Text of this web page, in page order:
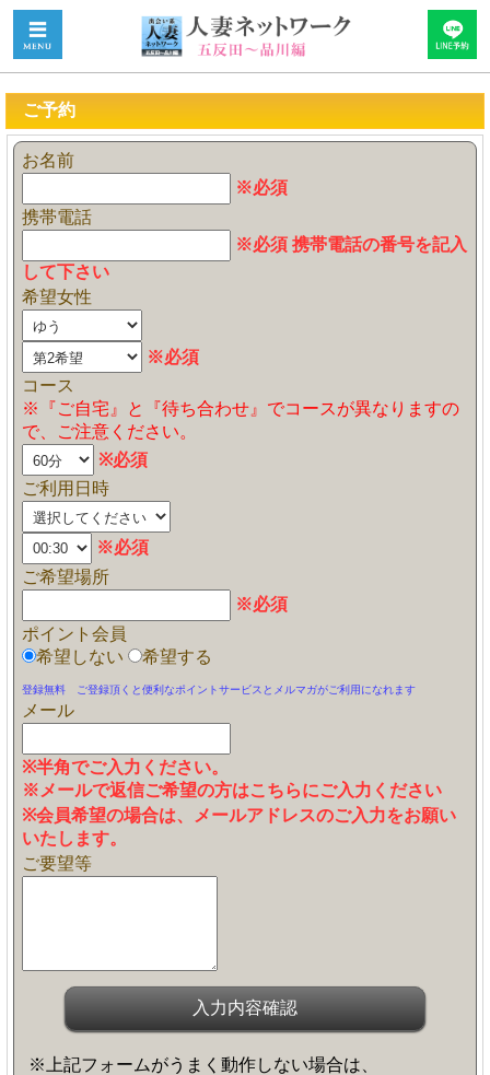
ご予約
お名前
※必須
携帯電話
※必須 携帯電話の番号を記入
して下さい
希望女性
※必須
コース
※『ご自宅』と『待ち合わせ』でコースが異なりますの
で、ご注意ください。
※必須
ご利用日時
※必須
ご希望場所
※必須
ポイント会員
希望しない
希望する
登録無料 ご登録頂くと便利なポイントサービスとメルマガがご利用になれます
メール
※半角でご入力ください。
※メールで返信ご希望の方はこちらにご入力ください
※会員希望の場合は、メールアドレスのご入力をお願い
いたします。
ご要望等
※上記フォームがうまく動作しない場合は、